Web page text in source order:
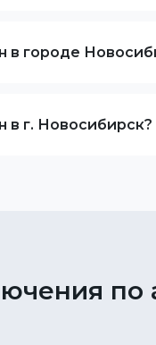
в городе
в г. Новосибирск?
по